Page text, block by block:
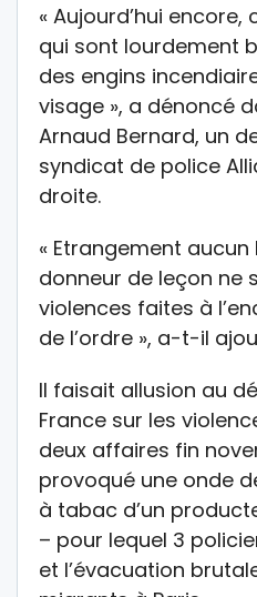
« Aujourd’hui
qui sont lourdement
des engins
visage », a dénoncé
Arnaud Bernard, un
syndicat de police
droite.
« Etrangement
donneur de leçon ne
violences faites à
de l’ordre », a-t-il
Il faisait allusion au
France sur les
deux affaires fin
provoqué une onde
à tabac d’un
– pour lequel 3
et l’évacuation